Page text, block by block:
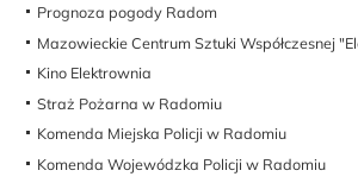
Prognoza pogody Radom
Mazowieckie Centrum Sztuki Współczesnej
Kino Elektrownia
Straż Pożarna w Radomiu
Komenda Miejska Policji w Radomiu
Komenda Wojewódzka Policji w Radomiu